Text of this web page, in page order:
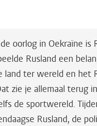
oorlog in Oekraïne
Rusland een
ter wereld en het
zie je allemaal terug
de sportwereld.
Rusland, de